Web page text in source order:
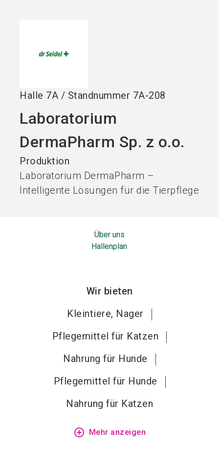
Halle 7A / Standnummer 7A-208
Laboratorium
DermaPharm Sp. z o.o.
Produktion
Laboratorium DermaPharm –
Intelligente Lösungen für die Tierpflege
Über uns
Hallenplan
Wir bieten
Kleintiere, Nager
Pflegemittel für Katzen
Nahrung für Hunde
Pflegemittel für Hunde
Nahrung für Katzen
add_circle_outline Mehr anzeigen